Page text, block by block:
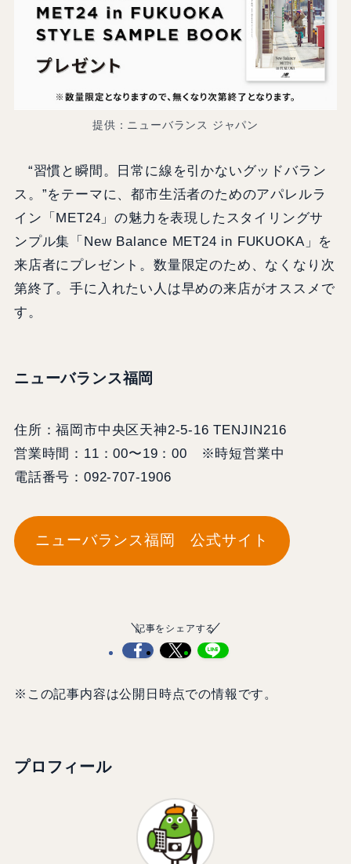
提供：ニューバランス ジャパン
“習慣と瞬間。日常に線を引かないグッドバラン
ス。”をテーマに、都市生活者のためのアパレルラ
イン「MET24」の魅力を表現したスタイリングサ
ンプル集「New Balance MET24 in FUKUOKA」を
来店者にプレゼント。数量限定のため、なくなり次
第終了。手に入れたい人は早めの来店がオススメで
す。
ニューバランス福岡
住所：福岡市中央区天神2-5-16 TENJIN216
営業時間：11：00〜19：00 ※時短営業中
電話番号：092-707-1906
ニューバランス福岡 公式サイト
記事をシェアする
※この記事内容は公開日時点での情報です。
プロフィール